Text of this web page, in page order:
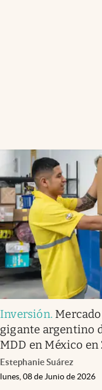
Inversión.
gigante argentino
MDD en México en
Estephanie Suárez
lunes, 08 de Junio de 2026